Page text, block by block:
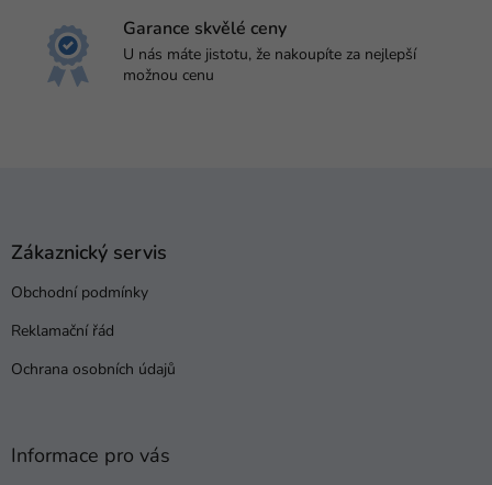
Garance skvělé ceny
U nás máte jistotu, že nakoupíte za nejlepší
možnou cenu
Zákaznický servis
Obchodní podmínky
Reklamační řád
Ochrana osobních údajů
Informace pro vás